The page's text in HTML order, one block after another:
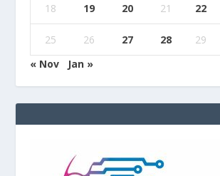
18 19 20 21 22
25 26 27 28 29
« Nov
Jan »